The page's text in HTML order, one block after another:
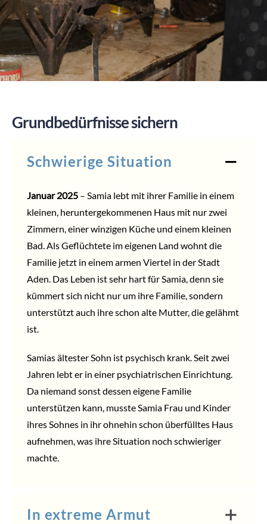
SPENDEN
Grundbedürfnisse sichern
Schwierige Situation
Januar 2025– Samia lebt mit ihrer Familie in einem
kleinen, heruntergekommenen Haus mit nur zwei
Zimmern, einer winzigen Küche und einem kleinen
Bad. Als Geflüchtete im eigenen Land wohnt die
Familie jetzt in einem armen Viertel in der Stadt
Aden. Das Leben ist sehr hart für Samia, denn sie
kümmert sich nicht nur um ihre Familie, sondern
unterstützt auch ihre schon alte Mutter, die gelähmt
ist.
Samias ältester Sohn ist psychisch krank. Seit zwei
Jahren lebt er in einer psychiatrischen Einrichtung.
Da niemand sonst dessen eigene Familie
unterstützen kann, musste Samia Frau und Kinder
ihres Sohnes in ihr ohnehin schon überfülltes Haus
aufnehmen, was ihre Situation noch schwieriger
machte.
In extreme Armut